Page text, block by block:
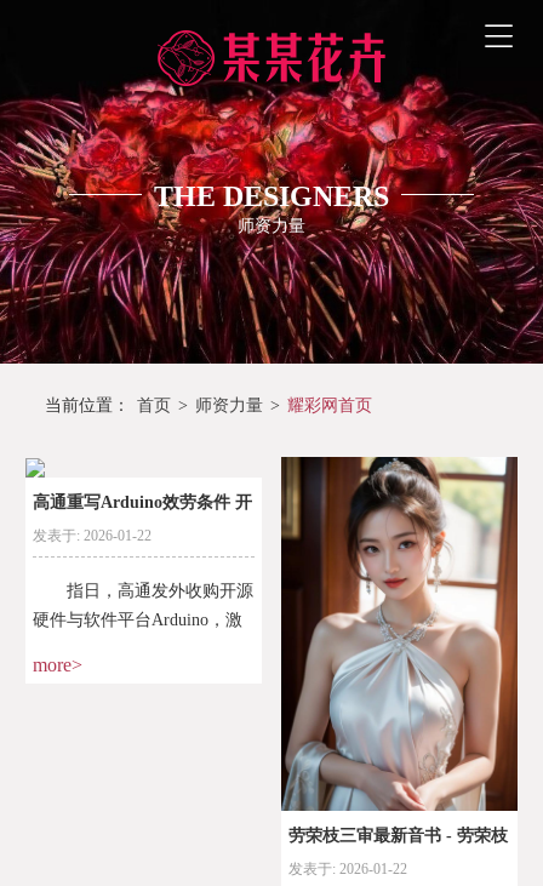
THE DESIGNERS
师资力量
当前位置： 首页 > 师资力量 > 耀彩网首页
高通重写Arduino效劳条件 开
源社区
发表于: 2026-01-22
指日，高通发外收购开源
硬件与软件平台Arduino，激
more>
劳荣枝三审最新音书 - 劳荣枝
三审最新音
发表于: 2026-01-22